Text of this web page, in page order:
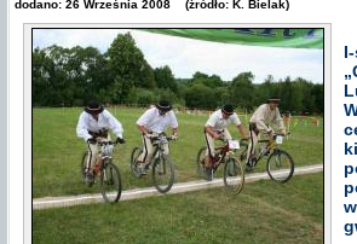
dodano: 26 Września 2008 (źródło: K. Bielak)